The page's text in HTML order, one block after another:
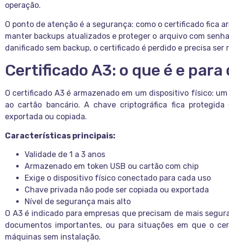
operação.
O ponto de atenção é a segurança: como o certificado fica
manter backups atualizados e proteger o arquivo com
danificado sem backup, o certificado é perdido e precisa ser
Certificado A3: o que é e para
O certificado A3 é armazenado em um dispositivo físico:
ao cartão bancário. A chave criptográfica fica
exportada ou copiada.
Características principais:
Validade de 1 a 3 anos
Armazenado em token USB ou cartão com chip
Exige o dispositivo físico conectado para cada uso
Chave privada não pode ser copiada ou exportada
Nível de segurança mais alto
O A3 é indicado para empresas que precisam de mais
documentos importantes, ou para situações em que o
máquinas sem instalação.